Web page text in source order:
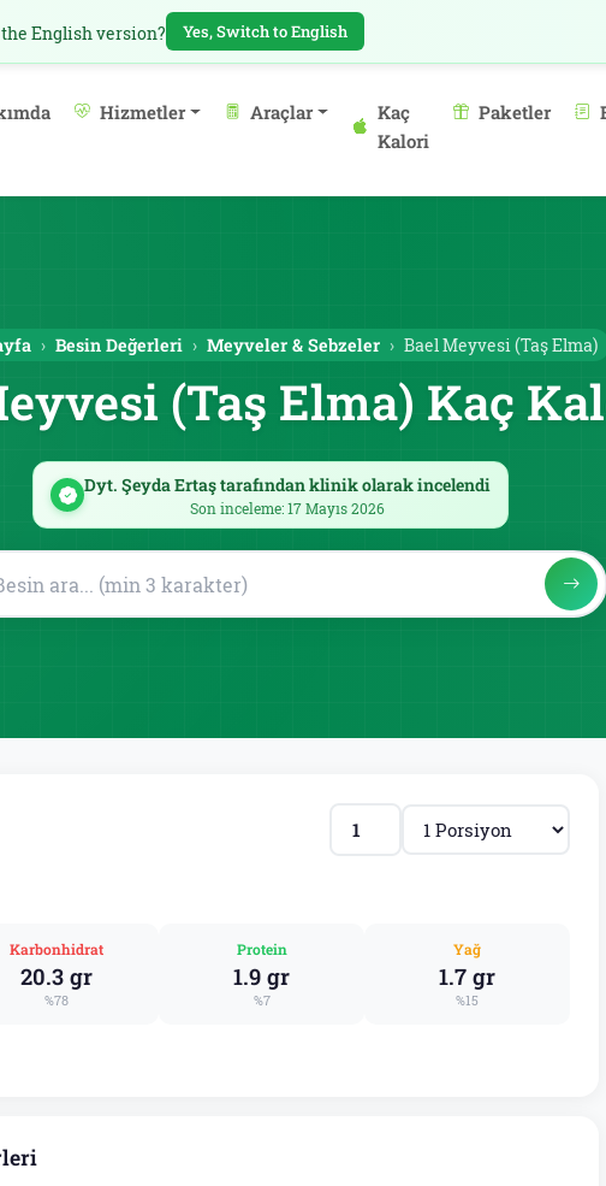
English version? Yes, Switch to English
Hizmetler Araçlar
Kaç
Kalori
Paketler
Besin Değerleri Meyveler & Sebzeler Bael Meyvesi (Taş Elma)
(Taş Elma) Kaç
Dyt. Şeyda Ertaş tarafından klinik olarak incelendi
Son inceleme: 17 Mayıs 2026
Karbonhidrat
20.3 gr
%78
Protein
1.9 gr
%7
Yağ
1.7 gr
%15